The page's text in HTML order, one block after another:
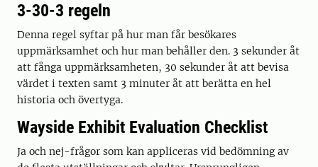
3-30-3 regeln
Denna regel syftar på hur man får besökares
uppmärksamhet och hur man behåller den. 3 sekunder åt
att fånga uppmärksamheten, 30 sekunder åt att bevisa
värdet i texten samt 3 minuter åt att berätta en hel
historia och övertyga.
Wayside Exhibit Evaluation Checklist
Ja och nej-frågor som kan appliceras vid bedömning av